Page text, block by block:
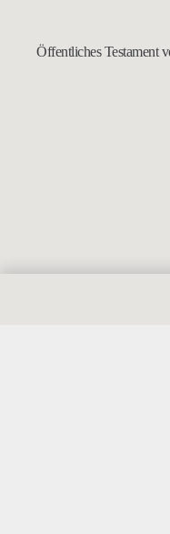
Öffentliches Testament